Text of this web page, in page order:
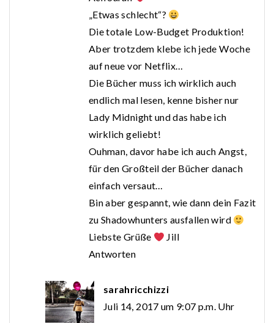
„Etwas schlecht“?
Die totale Low-Budget Produktion!
Aber trotzdem klebe ich jede Woche
auf neue vor Netflix…
Die Bücher muss ich wirklich auch
endlich mal lesen, kenne bisher nur
Lady Midnight und das habe ich
wirklich geliebt!
Ouhman, davor habe ich auch Angst,
für den Großteil der Bücher danach
einfach versaut…
Bin aber gespannt, wie dann dein Fazit
zu Shadowhunters ausfallen wird
Liebste Grüße
Jill
Antworten
sarahricchizzi
Juli 14, 2017 um 9:07 p.m. Uhr